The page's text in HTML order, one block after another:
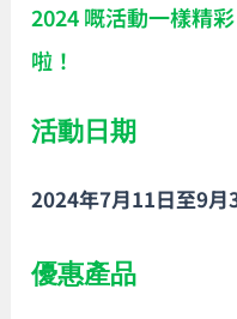
2024 嘅活動一樣精
啦！
活動日期
2024年7月11日至9月
優惠產品